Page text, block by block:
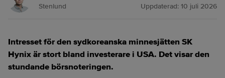
Stenlund
Uppdaterad: 10 juli 2026
Intresset för den sydkoreanska minnesjätten SK
Hynix är stort bland investerare i USA. Det visar den
stundande börsnoteringen.